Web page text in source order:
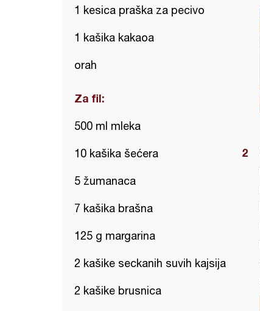
1 kesica praška za pecivo
1 kašika kakaoa
orah
Za fil:
500 ml mleka
10 kašika šećera
5 žumanaca
7 kašika brašna
125 g margarina
2 kašike seckanih suvih kajsija
2 kašike brusnica